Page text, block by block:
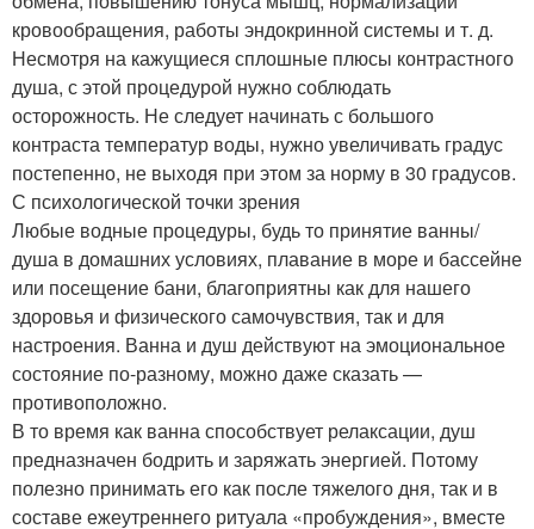
кровообращения, работы эндокринной системы и т. д.
Несмотря на кажущиеся сплошные плюсы контрастного
душа, с этой процедурой нужно соблюдать
осторожность. Не следует начинать с большого
контраста температур воды, нужно увеличивать градус
постепенно, не выходя при этом за норму в 30 градусов.
С психологической точки зрения
Любые водные процедуры, будь то принятие ванны/
душа в домашних условиях, плавание в море и бассейне
или посещение бани, благоприятны как для нашего
здоровья и физического самочувствия, так и для
настроения. Ванна и душ действуют на эмоциональное
состояние по-разному, можно даже сказать —
противоположно.
В то время как ванна способствует релаксации, душ
предназначен бодрить и заряжать энергией. Потому
полезно принимать его как после тяжелого дня, так и в
составе ежеутреннего ритуала «пробуждения», вместе